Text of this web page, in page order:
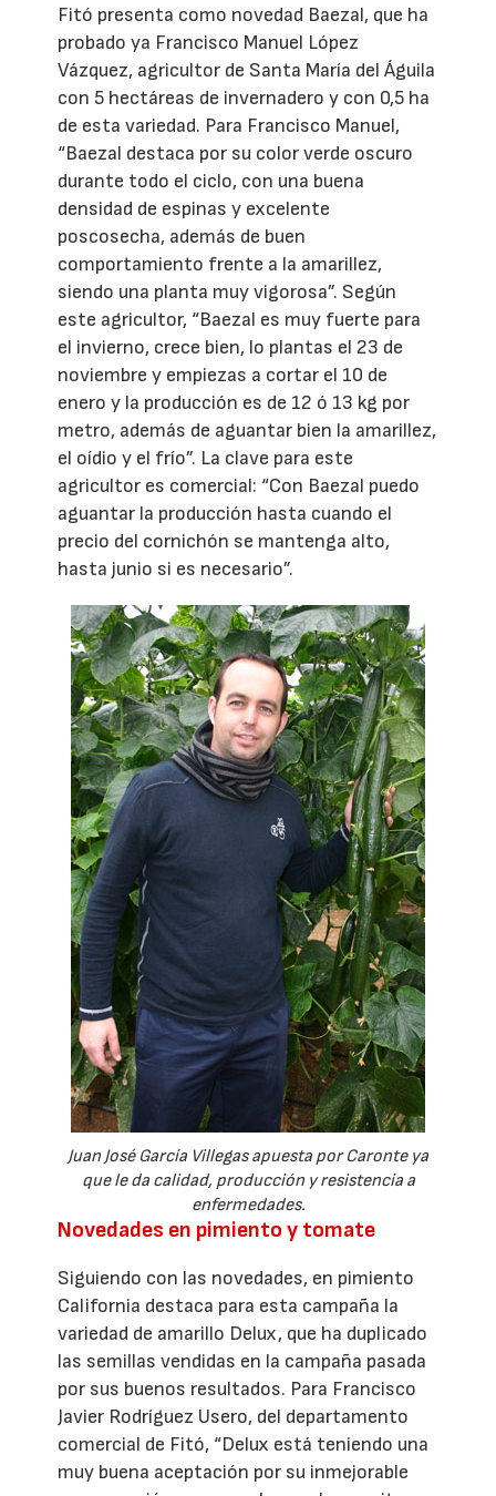
Fitó presenta como novedad Baezal, que ha
probado ya Francisco Manuel López
Vázquez, agricultor de Santa María del Águila
con 5 hectáreas de invernadero y con 0,5 ha
de esta variedad. Para Francisco Manuel,
“Baezal destaca por su color verde oscuro
durante todo el ciclo, con una buena
densidad de espinas y excelente
poscosecha, además de buen
comportamiento frente a la amarillez,
siendo una planta muy vigorosa”. Según
este agricultor, “Baezal es muy fuerte para
el invierno, crece bien, lo plantas el 23 de
noviembre y empiezas a cortar el 10 de
enero y la producción es de 12 ó 13 kg por
metro, además de aguantar bien la amarillez,
el oídio y el frío”. La clave para este
agricultor es comercial: “Con Baezal puedo
aguantar la producción hasta cuando el
precio del cornichón se mantenga alto,
hasta junio si es necesario”.
Juan José García Villegas apuesta por Caronte ya
que le da calidad, producción y resistencia a
enfermedades.
Novedades en pimiento y tomate
Siguiendo con las novedades, en pimiento
California destaca para esta campaña la
variedad de amarillo Delux, que ha duplicado
las semillas vendidas en la campaña pasada
por sus buenos resultados. Para Francisco
Javier Rodríguez Usero, del departamento
comercial de Fitó, “Delux está teniendo una
muy buena aceptación por su inmejorable